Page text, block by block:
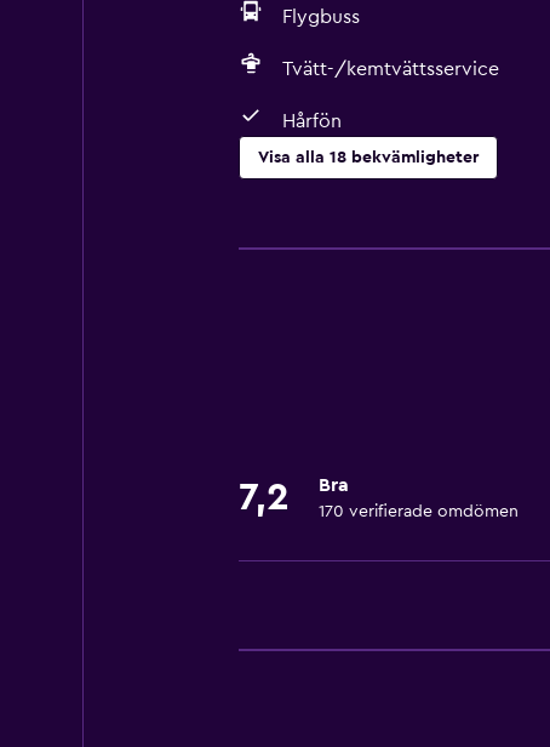
Flygbuss
Tvätt-/kemtvättsservice
Hårfön
Visa alla 18 bekvämligheter
Rökfria rum tillgängliga
Restaurang
Bar/lounge
7,2 Bra
170 verifierade omdömen